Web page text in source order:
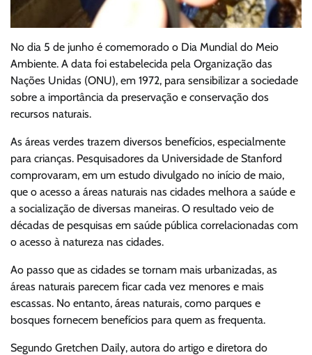
No dia 5 de junho é comemorado o Dia Mundial do Meio
Ambiente. A data foi estabelecida pela Organização das
Nações Unidas (ONU), em 1972, para sensibilizar a sociedade
sobre a importância da preservação e conservação dos
recursos naturais.
As áreas verdes trazem diversos benefícios, especialmente
para crianças. Pesquisadores da Universidade de Stanford
comprovaram, em um estudo divulgado no início de maio,
que o acesso a áreas naturais nas cidades melhora a saúde e
a socialização de diversas maneiras. O resultado veio de
décadas de pesquisas em saúde pública correlacionadas com
o acesso à natureza nas cidades.
Ao passo que as cidades se tornam mais urbanizadas, as
áreas naturais parecem ficar cada vez menores e mais
escassas. No entanto, áreas naturais, como parques e
bosques fornecem benefícios para quem as frequenta.
Segundo Gretchen Daily, autora do artigo e diretora do